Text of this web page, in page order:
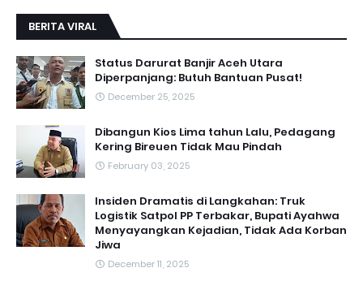
BERITA VIRAL
Status Darurat Banjir Aceh Utara
Diperpanjang: Butuh Bantuan Pusat!
December 25, 2025
Dibangun Kios Lima tahun Lalu, Pedagang
Kering Bireuen Tidak Mau Pindah
February 03, 2025
Insiden Dramatis di Langkahan: Truk
Logistik Satpol PP Terbakar, Bupati Ayahwa
Menyayangkan Kejadian, Tidak Ada Korban
Jiwa
December 11, 2025